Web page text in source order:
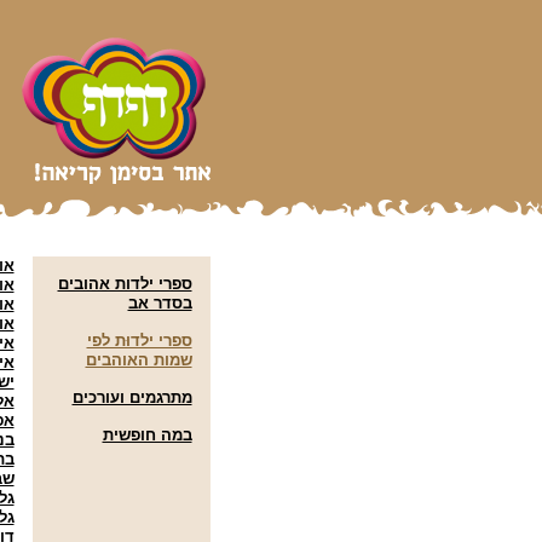
ספרי ילדות אהובים
בסדר אב
ספרי ילדוּת לפי
שמות האוהבים
מתרגמים ועורכים
במה חופשית